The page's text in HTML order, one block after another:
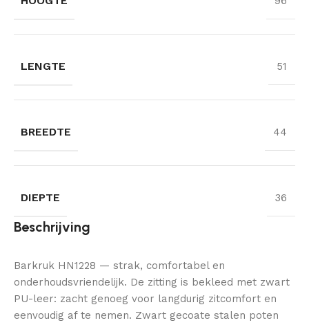
LENGTE 51
BREEDTE 44
DIEPTE 36
Beschrijving
Barkruk HN1228 — strak, comfortabel en
onderhoudsvriendelijk. De zitting is bekleed met zwart
PU-leer: zacht genoeg voor langdurig zitcomfort en
eenvoudig af te nemen. Zwart gecoate stalen poten